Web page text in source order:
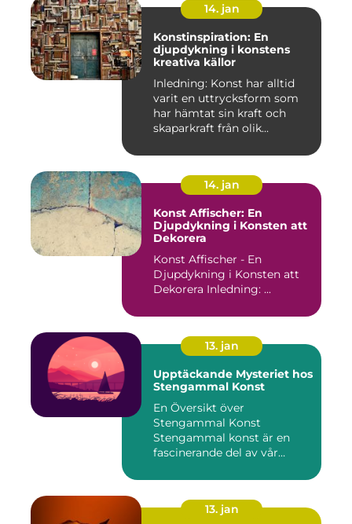
14. jan
Konstinspiration: En
djupdykning i konstens
kreativa källor
Inledning: Konst har alltid
varit en uttrycksform som
har hämtat sin kraft och
skaparkraft från olik...
14. jan
Konst Affischer: En
Djupdykning i Konsten att
Dekorera
Konst Affischer - En
Djupdykning i Konsten att
Dekorera Inledning: ...
13. jan
Upptäckande Mysteriet hos
Stengammal Konst
En Översikt över
Stengammal Konst
Stengammal konst är en
fascinerande del av vår
13. jan